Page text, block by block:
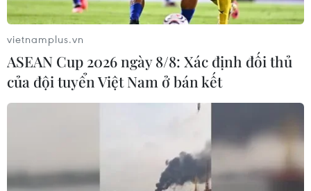
Đường sắt chạy thêm hàng chục đôi tàu
Các đơn vị trong ngành đường sắt đã lên kế hoạch
vietnamplus.vn
ASEAN Cup 2026 ngày 8/8: Xác định đối thủ
của đội tuyển Việt Nam ở bán kết